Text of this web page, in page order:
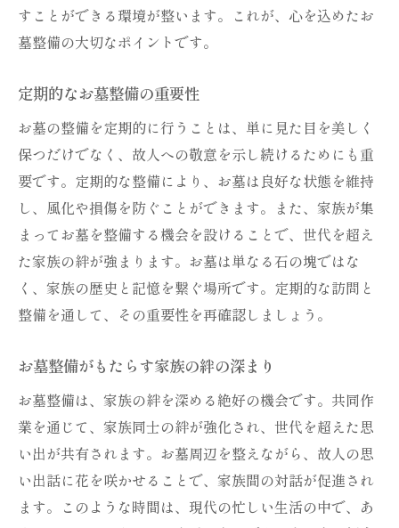
家族で挑戦するお墓整備のアイデア
家族の絆を強めるお墓整備の方法
お墓整備で共有する感動の瞬間
お墓整備における家族の連携を深める
感動を呼ぶお墓整備の工夫と実践
すことができる環境が整います。これが、心を込めたお
墓整備の大切なポイントです。
定期的なお墓整備の重要性
お墓の整備を定期的に行うことは、単に見た目を美しく
保つだけでなく、故人への敬意を示し続けるためにも重
要です。定期的な整備により、お墓は良好な状態を維持
し、風化や損傷を防ぐことができます。また、家族が集
まってお墓を整備する機会を設けることで、世代を超え
た家族の絆が強まります。お墓は単なる石の塊ではな
く、家族の歴史と記憶を繋ぐ場所です。定期的な訪問と
整備を通して、その重要性を再確認しましょう。
お墓整備がもたらす家族の絆の深まり
お墓整備は、家族の絆を深める絶好の機会です。共同作
業を通じて、家族同士の絆が強化され、世代を超えた思
い出が共有されます。お墓周辺を整えながら、故人の思
い出話に花を咲かせることで、家族間の対話が促進され
ます。このような時間は、現代の忙しい生活の中で、あ